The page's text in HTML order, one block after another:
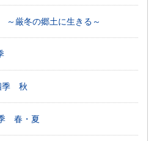
厳冬の郷土に生きる～
季 秋
春・夏